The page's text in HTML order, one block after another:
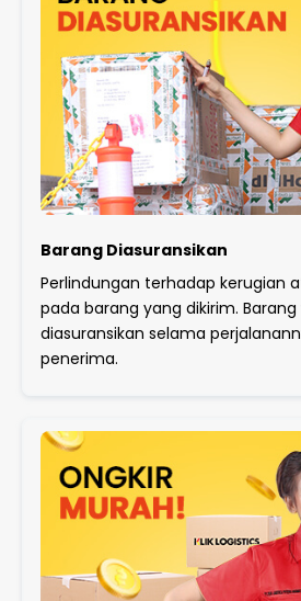
Barang Diasuransikan
Perlindungan terhadap kerugian
pada barang yang dikirim.
diasuransikan selama
penerima.